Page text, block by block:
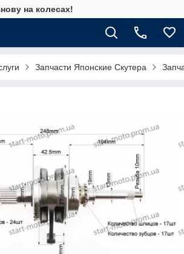
на колесах!
Запчасти Японские Скутера